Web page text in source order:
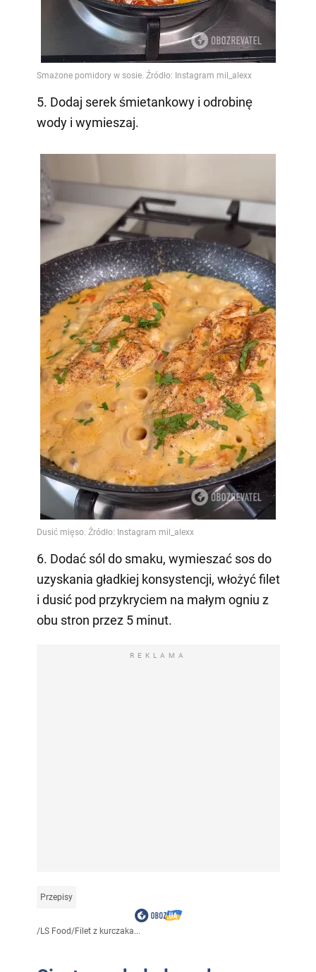
5. Dodaj serek śmietankowy i odrobinę
wody i wymieszaj.
6. Dodać sól do smaku, wymieszać sos do
uzyskania gładkiej konsystencji, włożyć filet
i dusić pod przykryciem na małym ogniu z
obu stron przez 5 minut.
REKLAMA
Przepisy
/LS Food/Filet z kurczaka...